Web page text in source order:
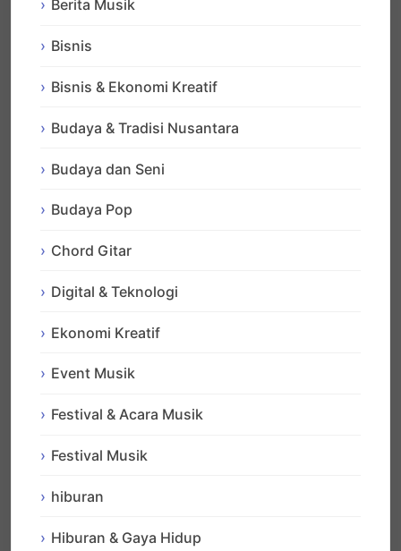
Berita Musik
Bisnis
Bisnis & Ekonomi Kreatif
Budaya & Tradisi Nusantara
Budaya dan Seni
Budaya Pop
Chord Gitar
Digital & Teknologi
Ekonomi Kreatif
Event Musik
Festival & Acara Musik
Festival Musik
hiburan
Hiburan & Gaya Hidup